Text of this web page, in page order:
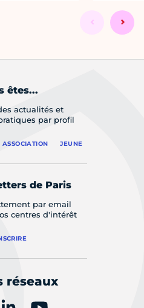
êtes...
actualités et
par profil
ASSOCIATION JEUNE
de Paris
par email
centres d'intérêt
réseaux